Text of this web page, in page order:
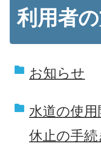
利用者
お知らせ
水道の使用
休止の手続